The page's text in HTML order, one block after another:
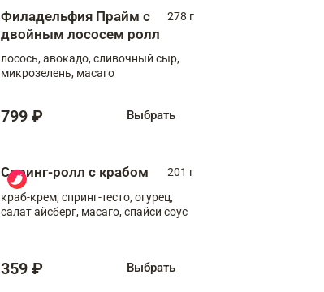
Филадельфия Прайм с
двойным лососем ролл
278 г
лосось, авокадо, сливочный сыр,
микрозелень, масаго
799 ₽ Выбрать
Спринг-ролл с крабом
201 г
краб-крем, спринг-тесто, огурец,
салат айсберг, масаго, спайси соус
359 ₽ Выбрать